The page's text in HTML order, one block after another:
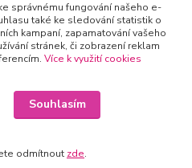
správnému fungování našeho e-
také ke sledování statistik o
kampaní, zapamatování vašeho
stránek, či zobrazení reklam
Více k využití cookies
Souhlasím
odmítnout zde.